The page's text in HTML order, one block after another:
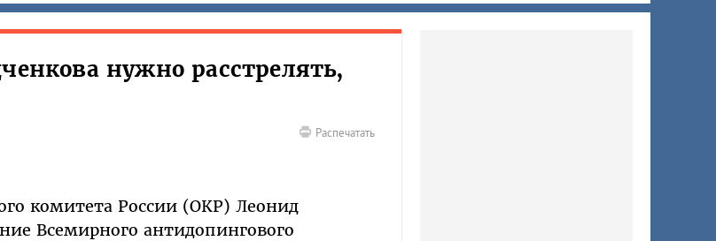
нужно расстрелять,
Распечатать
комитета России (ОКР) Леонид
Всемирного антидопингового